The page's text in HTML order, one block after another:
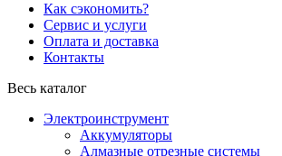
Как сэкономить?
Сервис и услуги
Оплата и доставка
Контакты
Весь каталог
Электроинструмент
Аккумуляторы
Алмазные отрезные системы